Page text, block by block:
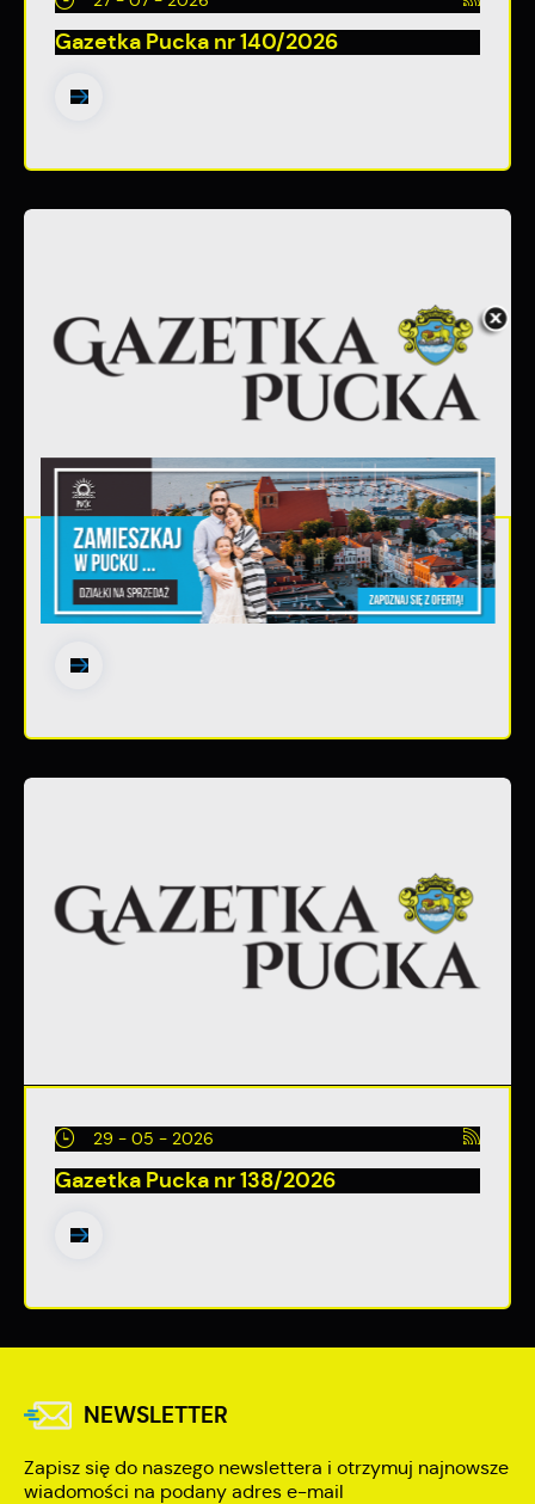
Gazetka Pucka nr 140/2026
30 - 06 - 2026
Gazetka Pucka nr 139/2026
29 - 05 - 2026
Gazetka Pucka nr 138/2026
NEWSLETTER
Zapisz się do naszego newslettera i otrzymuj najnowsze
wiadomości na podany adres e-mail